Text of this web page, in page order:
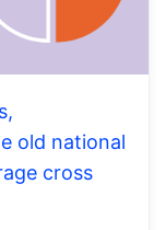
old national
cross